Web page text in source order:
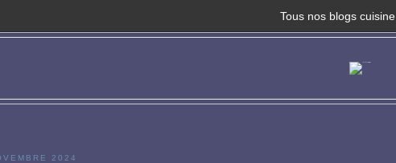
Tous nos blogs cuisine
2024